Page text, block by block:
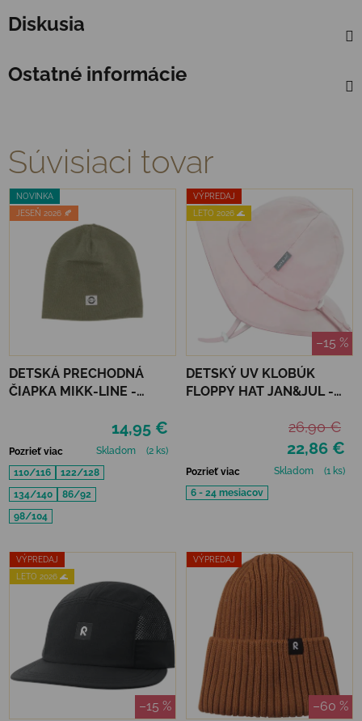
Diskusia
Ostatné informácie
Súvisiaci tovar
NOVINKA
JESEŇ 2026 🍂
DETSKÁ PRECHODNÁ
ČIAPKA MIKK-LINE -
14,95 €
Pozrieť viac Skladom
(2 ks)
110/116
122/128
134/140
86/92
98/104
VÝPREDAJ
LETO 2026 🌊
–15 %
DETSKÝ UV KLOBÚK
FLOPPY HAT JAN&JUL -
22,86 €
26,90 €
Pozrieť viac Skladom
(1 ks)
6 - 24 mesiacov
VÝPREDAJ
LETO 2026 🌊
–15 %
VÝPREDAJ
–60 %